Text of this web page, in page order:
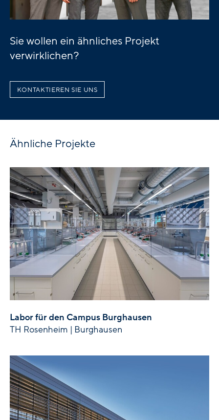
Sie wollen ein ähnliches Projekt
verwirklichen?
KONTAKTIEREN SIE UNS
Ähnliche Projekte
Labor für den Campus Burghausen
TH Rosenheim | Burghausen